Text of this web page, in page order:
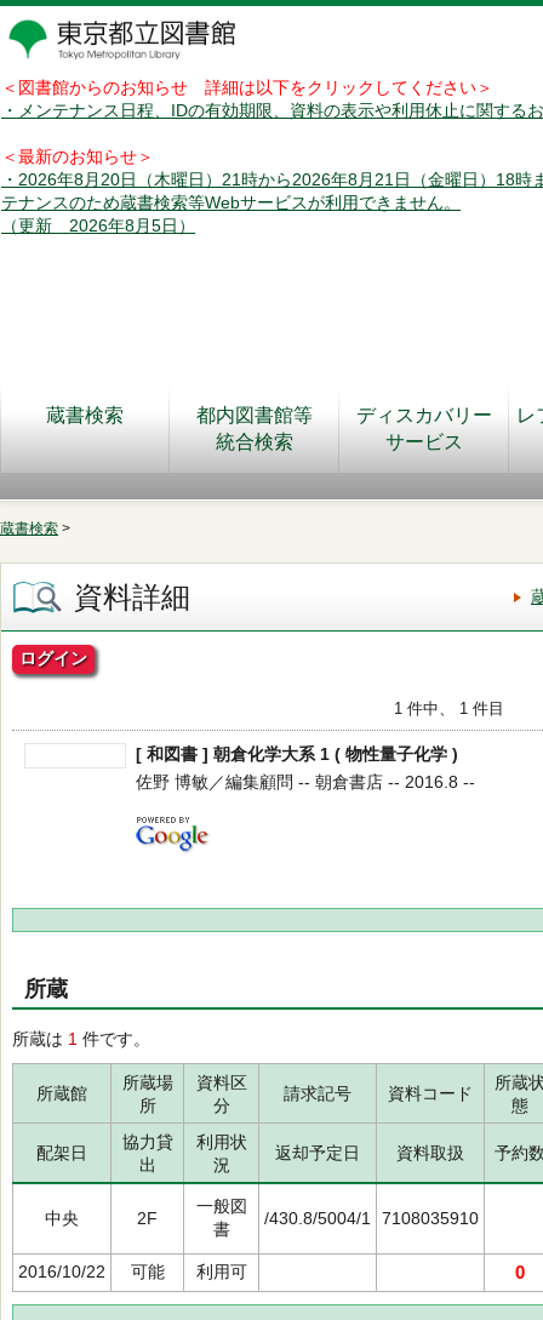
＜図書館からのお知らせ 詳細は以下をクリックしてください＞
・メンテナンス日程、IDの有効期限、資料の表示や利用休止に関する
＜最新のお知らせ＞
・2026年8月20日（木曜日）21時から2026年8月21日（金曜日）18時
テナンスのため蔵書検索等Webサービスが利用できません。
（更新 2026年8月5日）
蔵書検索
都内図書館等
統合検索
ディスカバリー
サービス
レ
蔵書検索 >
資料詳細
ログイン
1 件中、 1 件目
[ 和図書 ] 朝倉化学大系 1 ( 物性量子化学 )
佐野 博敏／編集顧問 -- 朝倉書店 -- 2016.8 --
所蔵
所蔵は 1 件です。
所蔵館
所蔵場
所
資料区
分
請求記号 資料コード
所蔵
態
配架日
協力貸
出
利用状
況
返却予定日 資料取扱 予約
中央 2F
一般図
書
/430.8/5004/1 7108035910
2016/10/22 可能 利用可 0